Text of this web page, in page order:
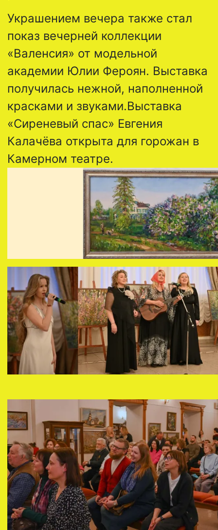
Украшением вечера также стал
показ вечерней коллекции
«Валенсия» от модельной
академии Юлии Фероян. Выставка
получилась нежной, наполненной
красками и звуками.Выставка
«Сиреневый спас» Евгения
Калачëва открыта для горожан в
Камерном театре.